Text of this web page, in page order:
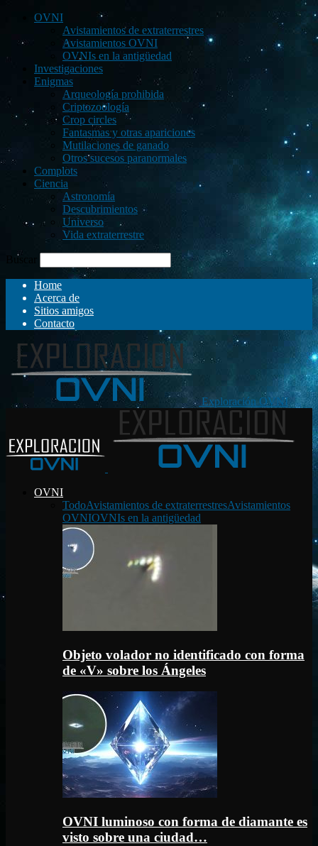
OVNI
Avistamientos de extraterrestres
Avistamientos OVNI
OVNIs en la antigüedad
Investigaciones
Enigmas
Arqueología prohibida
Criptozoología
Crop circles
Fantasmas y otras apariciones
Mutilaciones de ganado
Otros sucesos paranormales
Complots
Ciencia
Astronomía
Descubrimientos
Universo
Vida extraterrestre
Buscar
Home
Acerca de
Sitios amigos
Contacto
Exploración OVNI
OVNI
TodoAvistamientos de extraterrestresAvistamientos
OVNIOVNIs en la antigüedad
Objeto volador no identificado con forma
de «V» sobre los Ángeles
OVNI luminoso con forma de diamante es
visto sobre una ciudad…